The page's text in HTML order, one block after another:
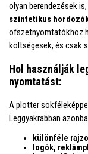
olyan berendezések
szintetikus
ofszetnyomtatókhoz
költségesek, és csak
Hol használják
nyomtatást:
A plotter
Leggyakrabban
különféle
logók,